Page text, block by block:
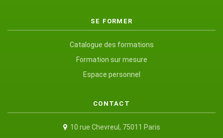
SE FORMER
Catalogue des formations
Formation sur mesure
Espace personnel
CONTACT
10 rue Chevreul, 75011 Paris